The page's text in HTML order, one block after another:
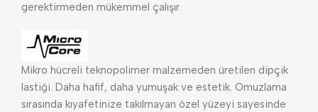
gerektirmeden mükemmel çalışır.
Mikro hücreli teknopolimer malzemeden üretilen dipçik
lastiği. Daha hafif, daha yumuşak ve estetik. Omuzlama
sırasında kıyafetinize takılmayan özel yüzeyi sayesinde